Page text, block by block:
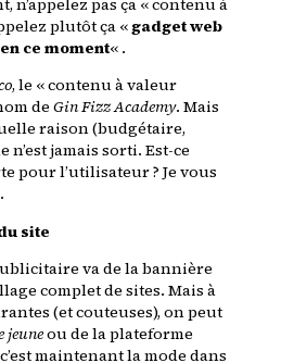
n’appelez pas ça « contenu à
plutôt ça «gadget web
ce moment« .
, le « contenu à valeur
de Gin Fizz Academy. Mais
raison (budgétaire,
n’est jamais sorti. Est-ce
pour l’utilisateur ? Je vous
site
va de la bannière
complet de sites. Mais à
(et couteuses), on peut
jeuneou de la plateforme
maintenant la mode dans